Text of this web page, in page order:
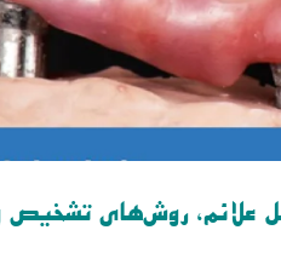
علائم، روش‌های تشخیص